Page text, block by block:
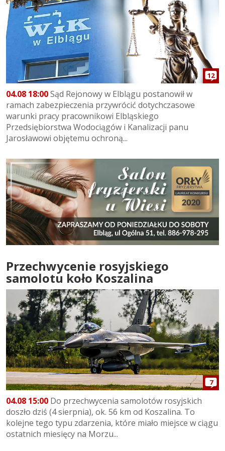
12
04.08 18:00Sąd Rejonowy w Elblągu postanowił w
ramach zabezpieczenia przywrócić dotychczasowe
warunki pracy pracownikowi Elbląskiego
Przedsiębiorstwa Wodociągów i Kanalizacji panu
Jarosławowi objętemu ochroną...
Przechwycenie rosyjskiego
samolotu koło Koszalina
7
04.08 15:00 Do przechwycenia samolotów rosyjskich
doszło dziś (4 sierpnia), ok. 56 km od Koszalina. To
kolejne tego typu zdarzenia, które miało miejsce w ciągu
ostatnich miesięcy na Morzu...